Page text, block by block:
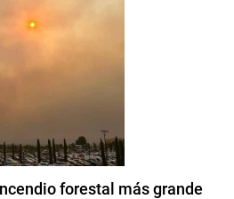
forestal más grande